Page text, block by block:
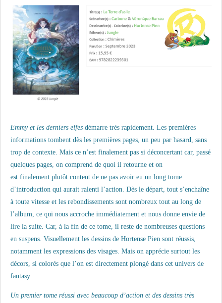
Emmy et les derniers elfes démarre très rapidement. Les premières
informations tombent dès les premières pages, un peu par hasard, sans
trop de contexte. Mais ce n’est finalement pas si déconcertant car, passé
quelques pages, on comprend de quoi il retourne et on
est finalement plutôt content de ne pas avoir eu un long tome
d’introduction qui aurait ralenti l’action. Dès le départ, tout s’enchaîne
à toute vitesse et les rebondissements sont nombreux tout au long de
l’album, ce qui nous accroche immédiatement et nous donne envie de
lire la suite. Car, à la fin de ce tome, il reste de nombreuses questions
en suspens. Visuellement les dessins de Hortense Pien sont réussis,
notamment les expressions des visages. Mais on apprécie surtout les
décors, si colorés que l’on est directement plongé dans cet univers de
fantasy.
Un premier tome réussi avec beaucoup d’action et des dessins très